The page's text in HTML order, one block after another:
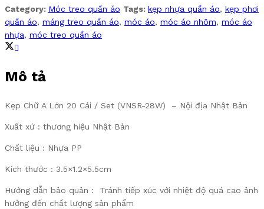
Category: Móc treo quần áo Tags: kẹp nhựa quần áo, kẹp phơi
quần áo, máng treo quần áo, móc áo, móc áo nhôm, móc áo
nhựa, móc treo quần áo
Mô tả
Kẹp Chữ A Lớn 20 Cái / Set (VNSR-28W) – Nội địa Nhật Bản
Xuất xứ : thương hiệu Nhật Bản
Chất liệu : Nhựa PP
Kích thước : 3.5×1.2×5.5cm
Hướng dẫn bảo quản : Tránh tiếp xúc với nhiệt độ quá cao ảnh
hưởng đến chất lượng sản phẩm